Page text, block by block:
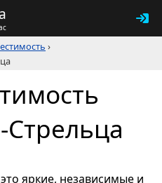
›
яркие, независимые и